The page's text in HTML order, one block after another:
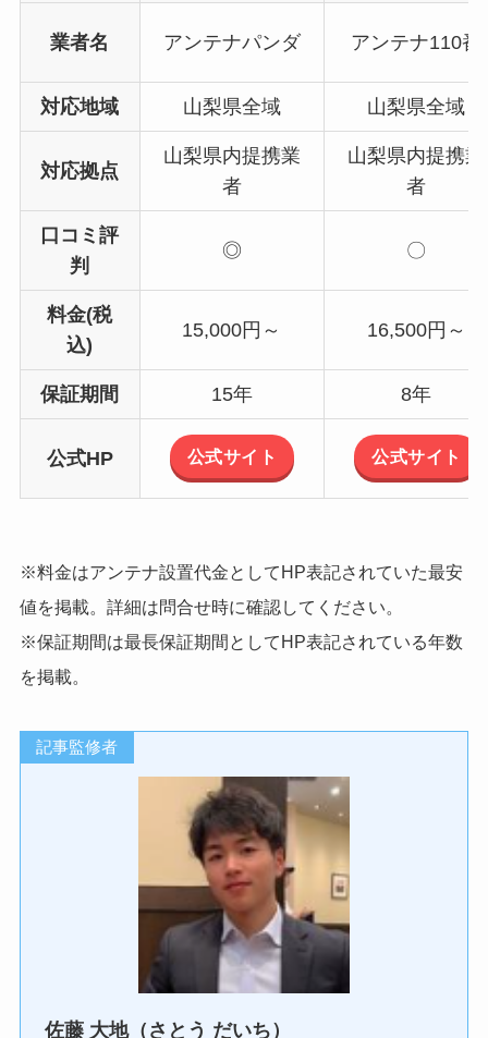
業者名 アンテナパンダ アンテナ110番
対応地域 山梨県全域 山梨県全域
対応拠点
山梨県内提携業
者
山梨県内提携業
者
口コミ評
判
◎ 〇
料金(税
込)
15,000円～ 16,500円～
保証期間 15年 8年
公式HP 公式サイト 公式サイト
※料金はアンテナ設置代金としてHP表記されていた最安
値を掲載。詳細は問合せ時に確認してください。
※保証期間は最長保証期間としてHP表記されている年数
を掲載。
記事監修者
佐藤 大地（さとう だいち）